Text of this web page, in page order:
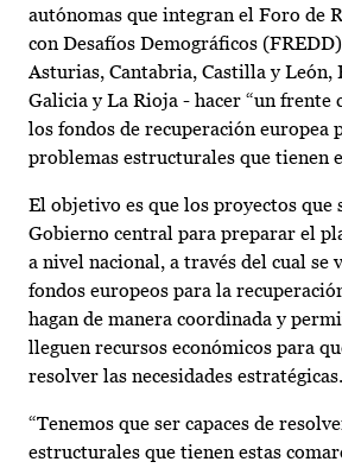
autónomas que integran el Foro de
con Desafíos Demográficos
Asturias, Cantabria, Castilla y León,
Galicia y La Rioja - hacer “un frente
los fondos de recuperación europea
problemas estructurales que tienen
El objetivo es que los proyectos que
Gobierno central para preparar el
a nivel nacional, a través del cual se
fondos europeos para la
hagan de manera coordinada y
lleguen recursos económicos para
resolver las necesidades estratégicas.
“Tenemos que ser capaces de
estructurales que tienen estas